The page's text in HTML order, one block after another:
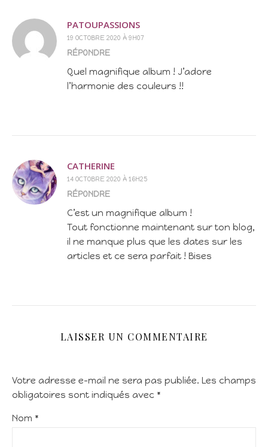
PATOUPASSIONS
19 OCTOBRE 2020 À 9H07
RÉPONDRE
Quel magnifique album ! J’adore
l’harmonie des couleurs !!
CATHERINE
14 OCTOBRE 2020 À 16H25
RÉPONDRE
C’est un magnifique album !
Tout fonctionne maintenant sur ton blog,
il ne manque plus que les dates sur les
articles et ce sera parfait ! Bises
LAISSER UN COMMENTAIRE
Votre adresse e-mail ne sera pas publiée. Les champs
obligatoires sont indiqués avec *
Nom *